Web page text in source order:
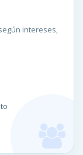
intereses,